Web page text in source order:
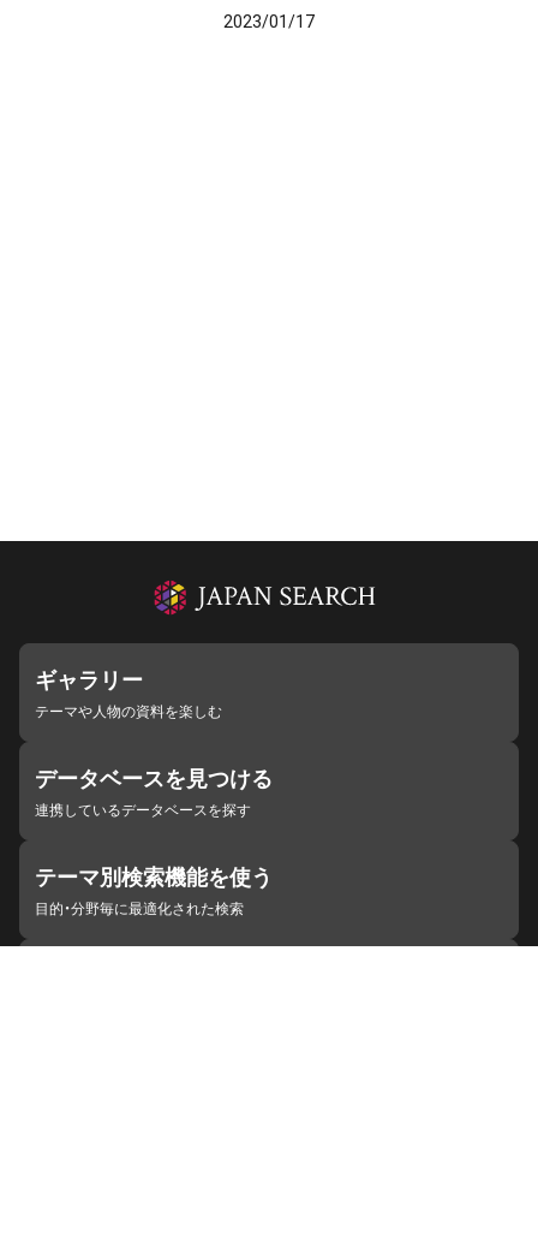
2023/01/17
ギャラリー
テーマや人物の資料を楽しむ
データベースを見つける
連携しているデータベースを探す
テーマ別検索機能を使う
目的・分野毎に最適化された検索